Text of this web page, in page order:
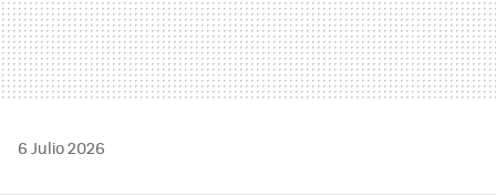
6 Julio 2026